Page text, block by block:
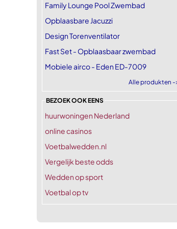
Family Lounge Pool Zwembad
Opblaasbare Jacuzzi
Design Torenventilator
Fast Set - Opblaasbaar zwembad
Mobiele airco - Eden ED-7009
Alle produkten -
BEZOEK OOK EENS
huurwoningen Nederland
online casinos
Voetbalwedden.nl
Vergelijk beste odds
Wedden op sport
Voetbal op tv